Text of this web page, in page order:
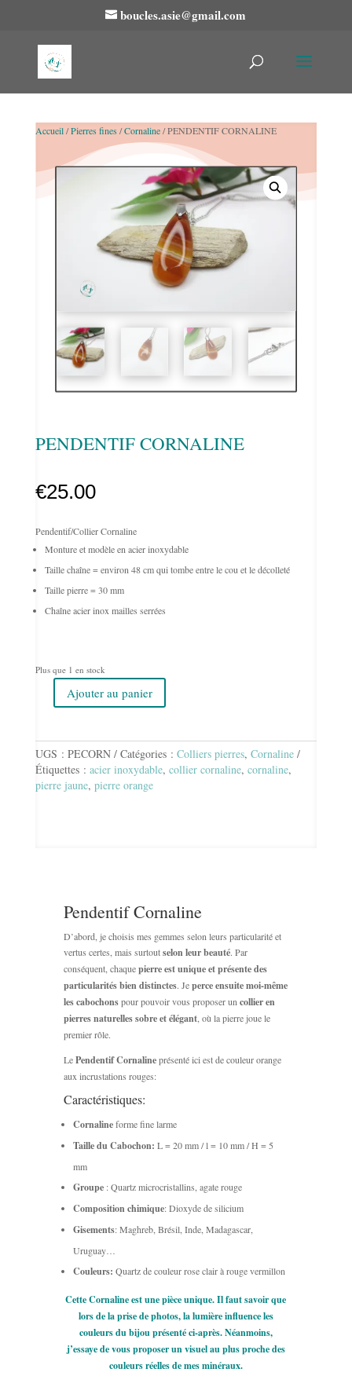
boucles.asie@gmail.com
Accueil/Pierres fines/Cornaline/ PENDENTIF CORNALINE
PENDENTIF CORNALINE
€25.00
Pendentif/Collier Cornaline
Monture et modèle en acier inoxydable
Taille chaîne = environ 48 cm qui tombe entre le cou et le décolleté
Taille pierre = 30 mm
Chaîne acier inox mailles serrées
Plus que 1 en stock
CORNALINE
Ajouter au panier
UGS : PECORN Catégories : Colliers pierres, Cornaline
Étiquettes : acier inoxydable, collier cornaline, cornaline,
pierre jaune, pierre orange
Pendentif Cornaline
D’abord, je choisis mes gemmes selon leurs particularité et
vertus certes, mais surtoutselon leur beauté. Par
conséquent, chaquepierre est unique et présente des
particularités bien distinctes. Jeperce ensuite moi-même
les cabochonspour pouvoir vous proposer uncollier en
pierres naturelles sobre et élégant, où la pierre joue le
premier rôle.
LePendentif Cornalineprésenté ici est de couleur orange
aux incrustations rouges:
Caractéristiques:
Cornalineforme fine larme
Taille du Cabochon: L = 20 mm / l = 10 mm / H = 5
mm
Groupe: Quartz microcristallins, agate rouge
Composition chimique: Dioxyde de silicium
Gisements: Maghreb, Brésil, Inde, Madagascar,
Uruguay…
Couleurs: Quartz de couleur rose clair à rouge vermillon
Cette Cornaline est une pièce unique. Il faut savoir que
lors de la prise de photos, la lumière influence les
couleurs du bijou présenté ci-après. Néanmoins,
j’essaye de vous proposer un visuel au plus proche des
couleurs réelles de mes minéraux.